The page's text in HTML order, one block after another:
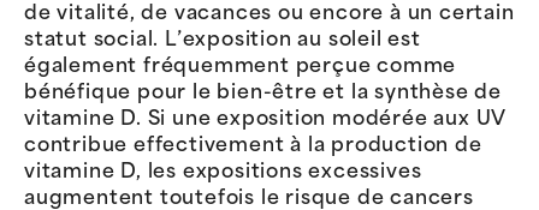
de vitalité, de vacances ou encore à un certain
statut social. L’exposition au soleil est
également fréquemment perçue comme
bénéfique pour le bien-être et la synthèse de
vitamine D. Si une exposition modérée aux UV
contribue effectivement à la production de
vitamine D, les expositions excessives
augmentent toutefois le risque de cancers